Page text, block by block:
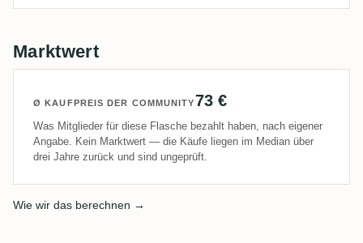
Marktwert
Ø KAUFPREIS DER COMMUNITY73 €
Was Mitglieder für diese Flasche bezahlt haben, nach eigener
Angabe. Kein Marktwert — die Käufe liegen im Median über
drei Jahre zurück und sind ungeprüft.
Wie wir das berechnen →